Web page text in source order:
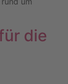
die